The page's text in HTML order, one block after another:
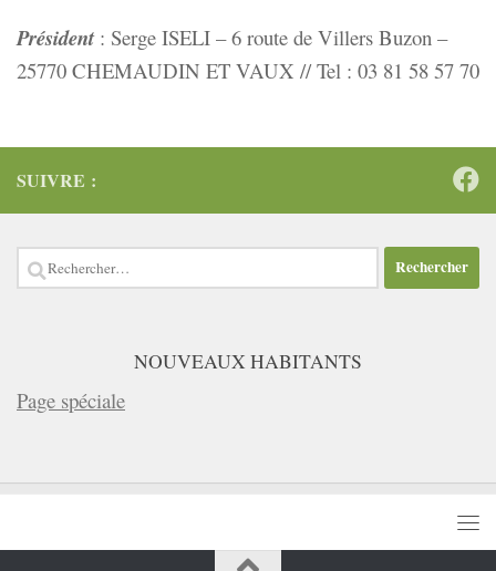
Président : Serge ISELI – 6 route de Villers Buzon –
25770 CHEMAUDIN ET VAUX // Tel : 03 81 58 57 70
SUIVRE :
Rechercher :
NOUVEAUX HABITANTS
Page spéciale